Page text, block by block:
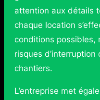
attention aux détails
chaque location
conditions possibles,
risques
chantiers.
L’entreprise met